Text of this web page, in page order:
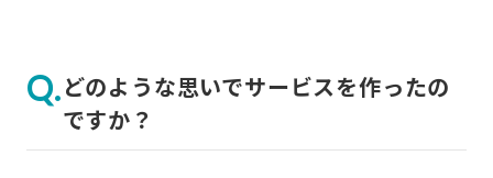
どのような思いでサービスを作ったの
ですか？